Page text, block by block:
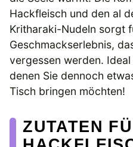
Hackfleisch und den al
Kritharaki-Nudeln sorgt
Geschmackserlebnis,
vergessen werden.
denen Sie dennoch
Tisch bringen möchten!
ZUTATEN